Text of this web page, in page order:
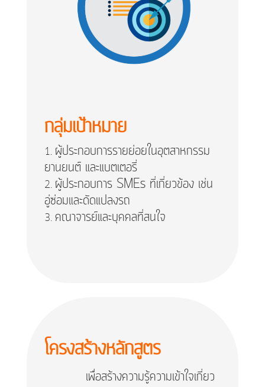
กลุ่มเป้าหมาย
ผู้ประกอบการรายย่อยในอุตสาหกรรม
ยานยนต์ และแบตเตอรี่
ผู้ประกอบการ SMEs ที่เกี่ยวข้อง เช่น
อู่ซ่อมและดัดแปลงรถ
คณาจารย์และบุคคลที่สนใจ
โครงสร้างหลักสูตร
เพื่อสร้างความรู้ความเข้าใจเกี่ยว